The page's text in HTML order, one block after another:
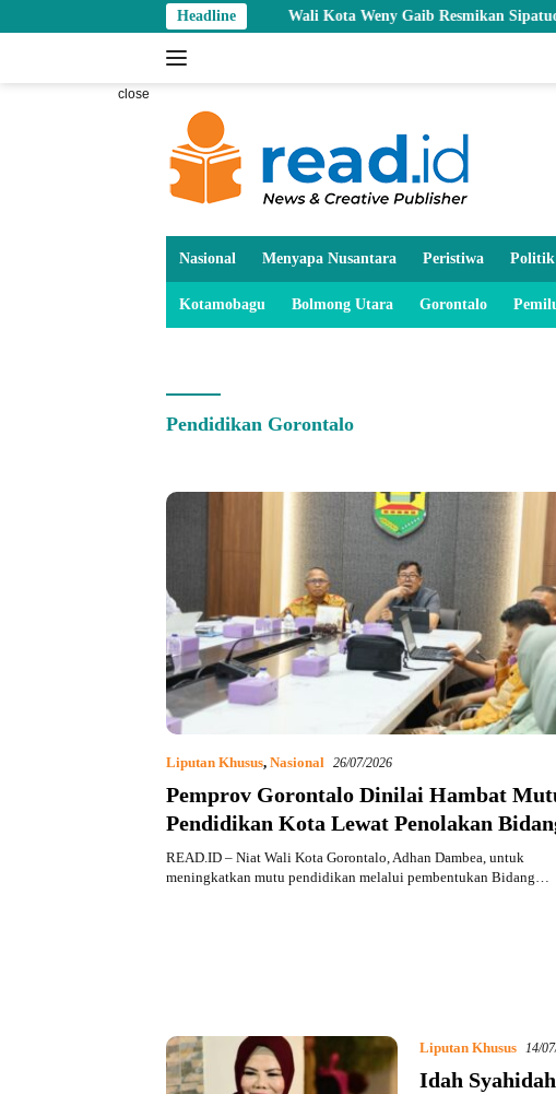
to
Headline
Wali Kota Weny Gaib Resmikan Sipatuo Jr Sport
close
Nasional Menyapa Nusantara Peristiwa Politik
Kotamobagu Bolmong Utara Gorontalo
Pendidikan Gorontalo
Liputan Khusus, Nasional 26/07/2026
Pemprov Gorontalo Dinilai Hambat
Pendidikan Kota Lewat Penolakan
Sarpras
READ.ID – Niat Wali Kota Gorontalo, Adhan Dambea, untuk
meningkatkan mutu pendidikan melalui pembentukan Bidang…
Liputan Khusus 14/
Idah